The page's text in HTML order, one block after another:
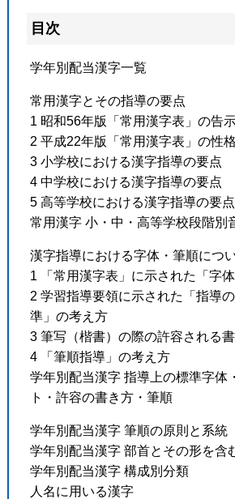
目次
学年別配当漢字一覧
常用漢字とその指導の要点
1 昭和56年版「常用漢字表」の告
2 平成22年版「常用漢字表」の性
3 小学校における漢字指導の要点
4 中学校における漢字指導の要点
5 高等学校における漢字指導の要点
常用漢字 小・中・高等学校段階別
漢字指導における字体・筆順につ
1 「常用漢字表」に示された「字
2 学習指導要領に示された「指導
準」の考え方
3 筆写（楷書）の際の許容される
4 「筆順指導」の考え方
学年別配当漢字 指導上の標準字体
ト・許容の書き方・筆順
学年別配当漢字 筆順の原則と系統
学年別配当漢字 部首とその形を含
学年別配当漢字 構成別分類
人名に用いる漢字